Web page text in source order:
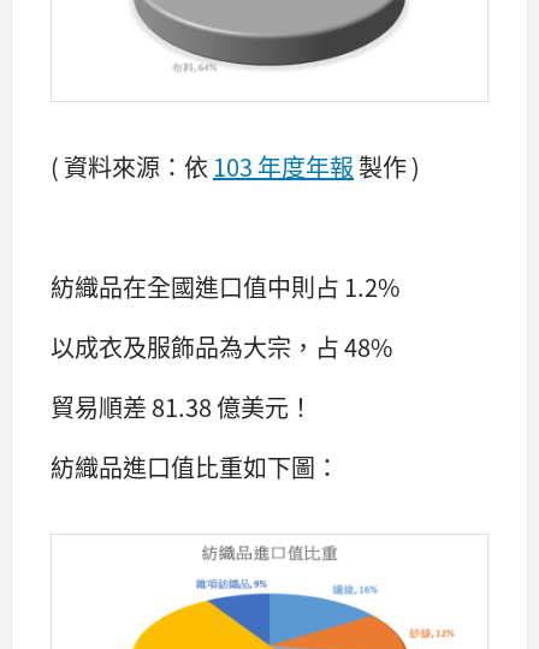
( 資料來源：依 103 年度年報 製作 )
紡織品在全國進口值中則占 1.2%
以成衣及服飾品為大宗，占 48%
貿易順差 81.38 億美元！
紡織品進口值比重如下圖：